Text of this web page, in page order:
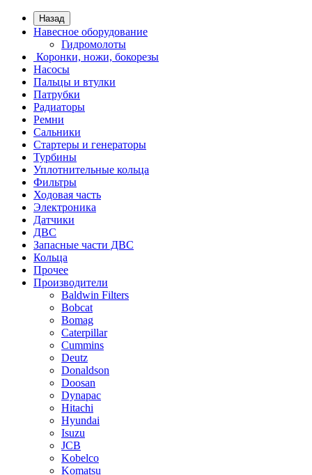
Назад
Навесное оборудование
Гидромолоты
Коронки, ножи, бокорезы
Насосы
Пальцы и втулки
Патрубки
Радиаторы
Ремни
Сальники
Стартеры и генераторы
Турбины
Уплотнительные кольца
Фильтры
Ходовая часть
Электроника
Датчики
ДВС
Запасные части ДВС
Кольца
Прочее
Производители
Baldwin Filters
Bobcat
Bomag
Caterpillar
Cummins
Deutz
Donaldson
Doosan
Dynapac
Hitachi
Hyundai
Isuzu
JCB
Kobelco
Komatsu